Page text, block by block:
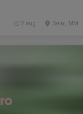
Seini, MM
2 aug.